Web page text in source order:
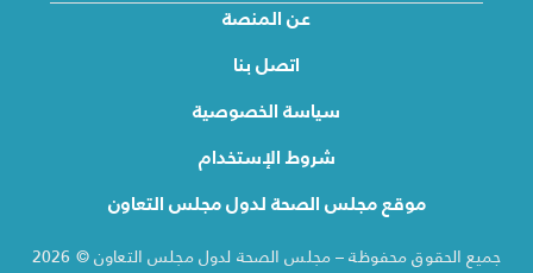
عن المنصة
اتصل بنا
سياسة الخصوصية
شروط الإستخدام
موقع مجلس الصحة لدول مجلس التعاون
جميع الحقوق محفوظة – مجلس الصحة لدول مجلس التعاون © 2026